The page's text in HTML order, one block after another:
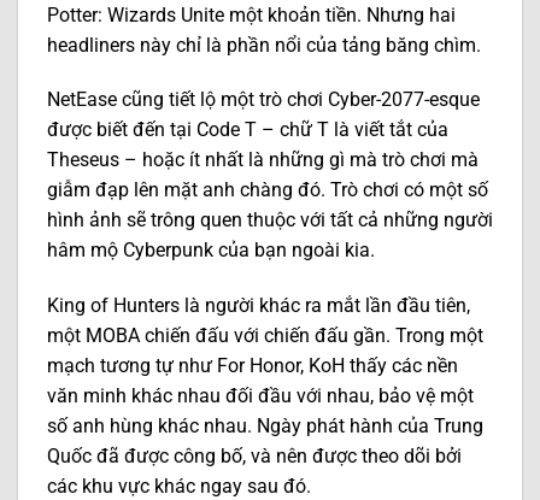
Potter: Wizards Unite một khoản tiền. Nhưng hai
headliners này chỉ là phần nổi của tảng băng chìm.
NetEase cũng tiết lộ một trò chơi Cyber-2077-esque
được biết đến tại Code T – chữ T là viết tắt của
Theseus – hoặc ít nhất là những gì mà trò chơi mà
giẫm đạp lên mặt anh chàng đó. Trò chơi có một số
hình ảnh sẽ trông quen thuộc với tất cả những người
hâm mộ Cyberpunk của bạn ngoài kia.
King of Hunters là người khác ra mắt lần đầu tiên,
một MOBA chiến đấu với chiến đấu gần. Trong một
mạch tương tự như For Honor, KoH thấy các nền
văn minh khác nhau đối đầu với nhau, bảo vệ một
số anh hùng khác nhau. Ngày phát hành của Trung
Quốc đã được công bố, và nên được theo dõi bởi
các khu vực khác ngay sau đó.